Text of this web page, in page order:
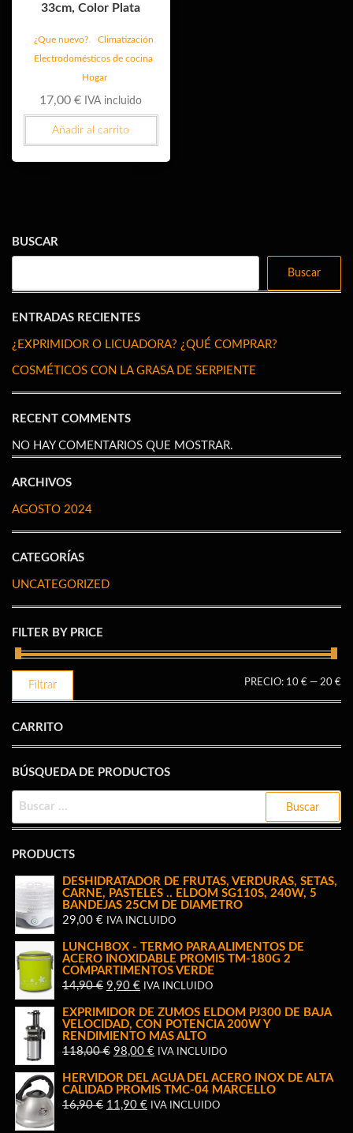
33cm, Color Plata
¿Que nuevo?, Climatización
Electrodomésticos de cocina
Hogar
17,00€ IVA incluido
Añadir al carrito
BUSCAR
Buscar
ENTRADAS RECIENTES
¿EXPRIMIDOR O LICUADORA? ¿QUÉ COMPRAR?
COSMÉTICOS CON LA GRASA DE SERPIENTE
RECENT COMMENTS
NO HAY COMENTARIOS QUE MOSTRAR.
ARCHIVOS
AGOSTO 2024
CATEGORÍAS
UNCATEGORIZED
FILTER BY PRICE
Filtrar PRECIO: 10 € — 20 €
CARRITO
BÚSQUEDA DE PRODUCTOS
PRODUCTS
DESHIDRATADOR DE FRUTAS, VERDURAS, SETAS,
CARNE, PASTELES .. ELDOM SG110S, 240W, 5
BANDEJAS 25CM DE DIAMETRO
29,00 € IVA INCLUIDO
LUNCHBOX - TERMO PARA ALIMENTOS DE
ACERO INOXIDABLE PROMIS TM-180G 2
COMPARTIMENTOS VERDE
14,90€ EL
ORIGINAL
ERA:
9,90 €EL
ACTUAL
ES:
IVA INCLUIDO
EXPRIMIDOR DE ZUMOS ELDOM PJ300 DE BAJA
VELOCIDAD, CON POTENCIA 200W Y
RENDIMIENTO MAS ALTO
118,00€ EL
ORIGINAL
ERA:
98,00 €EL
ACTUAL
ES:
IVA INCLUIDO
HERVIDOR DEL AGUA DEL ACERO INOX DE ALTA
CALIDAD PROMIS TMC-04 MARCELLO
16,90€ EL
11,90 €ELIVA INCLUIDO